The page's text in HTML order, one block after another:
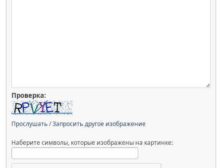
Проверка:
Прослушать/Запросить другое изображение
Наберите символы, которые изображены на картинке: